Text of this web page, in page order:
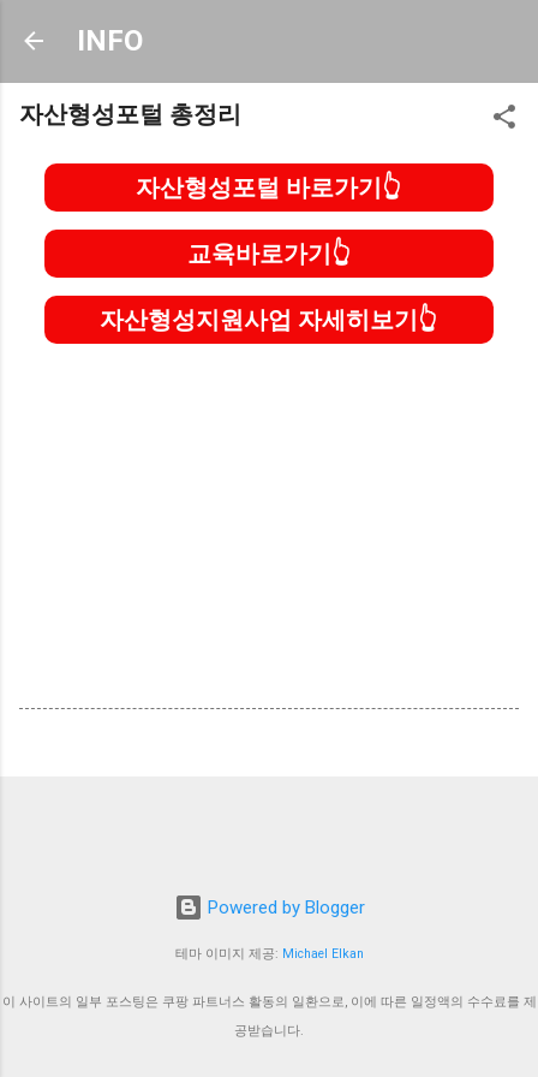
INFO
자산형성포털 총정리
자산형성포털 바로가기
교육바로가기
자산형성지원사업 자세히보기
Powered by Blogger
테마 이미지 제공: Michael Elkan
이 사이트의 일부 포스팅은 쿠팡 파트너스 활동의 일환으로, 이에 따른 일정액의 수수료를 제
공받습니다.